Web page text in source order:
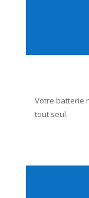
Votre batterie
tout seul.